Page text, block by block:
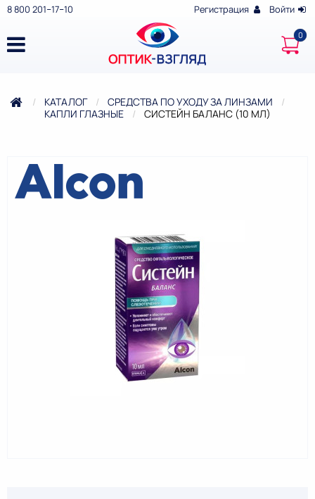
8 800 201‒17‒10 Регистрация Войти
КАТАЛОГ
СРЕДСТВА ПО УХОДУ ЗА ЛИНЗАМИ
КАПЛИ ГЛАЗНЫЕ
ТЕКУЩАЯ:
СИСТЕЙН БАЛАНС (10 МЛ)